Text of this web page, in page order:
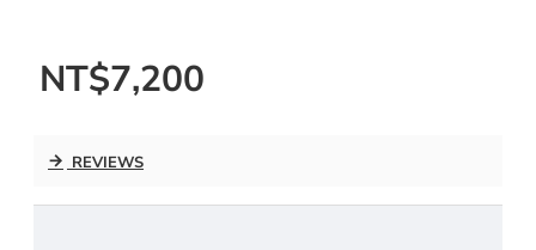
NT$7,200
REVIEWS